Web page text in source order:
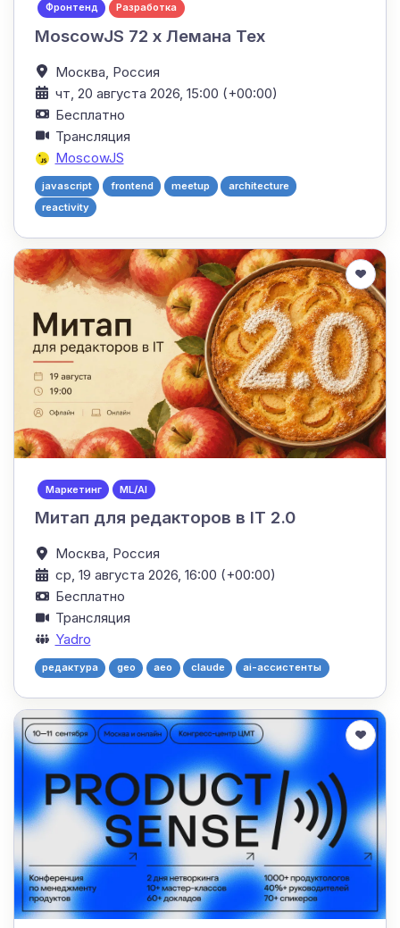
Фронтенд Разработка
MoscowJS 72 x Лемана Тех
Москва, Россия
чт, 20 августа 2026, 15:00 (+00:00)
Бесплатно
Трансляция
MoscowJS
javascript frontend meetup
architecture
reactivity
Маркетинг ML/AI
Митап для редакторов в IT 2.0
Москва, Россия
ср, 19 августа 2026, 16:00 (+00:00)
Бесплатно
Трансляция
Yadro
редактура geo aeo claude ai-ассистенты